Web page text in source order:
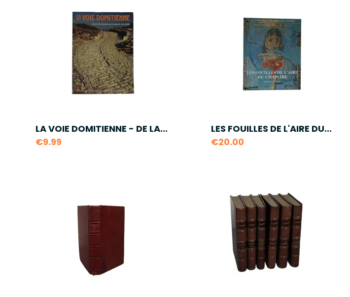
LA VOIE DOMITIENNE - DE LA...
€9.99
LES FOUILLES DE L'AIRE DU...
€20.00